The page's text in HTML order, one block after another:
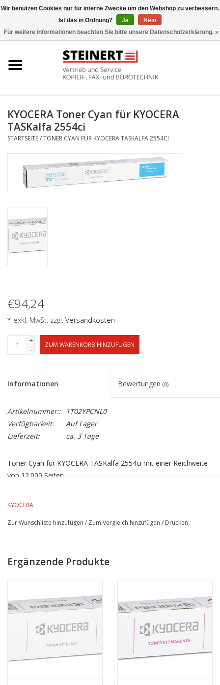
Büromaschinen- Service
Toner
Marken
KYOCERA Toner Cyan für KYOCERA
TASKalfa 2554ci
STARTSEITE/TONER CYAN FÜR KYOCERA TASKALFA 2554CI
€94,24
* exkl. MwSt. zzgl. Versandkosten
+
-
ZUM WARENKORB HINZUFÜGEN
Informationen Bewertungen (0)
Artikelnummer::
1T02YPCNL0
Verfügbarkeit:
Auf Lager
Lieferzeit:
ca. 3 Tage
Toner Cyan für KYOCERA TASKalfa 2554ci mit einer Reichweite
von 12.000 Seiten.
KYOCERA
Zur Wunschliste hinzufügen / Zum Vergleich hinzufügen / Drucken
Ergänzende Produkte
Wir benutzen Cookies nur für interne Zwecke um den Webshop zu verbessern.
Ist das in Ordnung?
Ja
Nein
Für weitere Informationen beachten Sie bitte unsere Datenschutzerklärung. »